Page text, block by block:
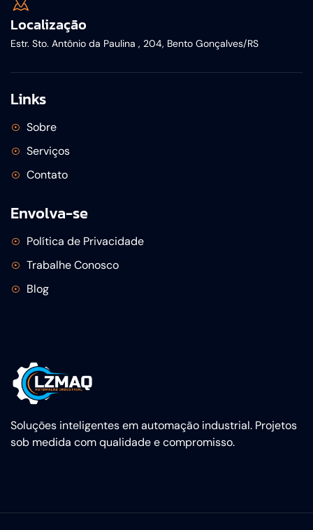
Soluções inteligentes em automação industrial. Projetos
sob medida com qualidade e compromisso.
Localização
Estr. Sto. Antônio da Paulina , 204, Bento Gonçalves/RS
Links
Sobre
Serviços
Contato
Envolva-se
Política de Privacidade
Trabalhe Conosco
Blog